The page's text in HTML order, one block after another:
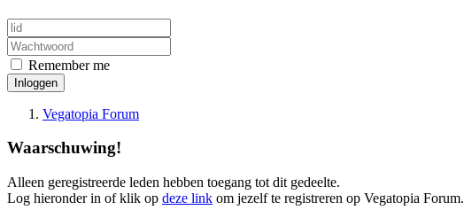
Remember me
Inloggen
Vegatopia Forum
Waarschuwing!
Alleen geregistreerde leden hebben toegang tot dit gedeelte.
Log hieronder in of klik op deze link om jezelf te registreren op Vegatopia Forum.